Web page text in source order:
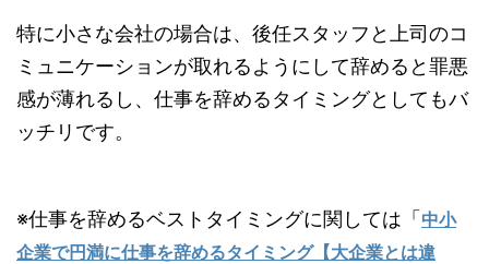
特に小さな会社の場合は、後任スタッフと上司のコ
ミュニケーションが取れるようにして辞めると罪悪
感が薄れるし、仕事を辞めるタイミングとしてもバ
ッチリです。
※仕事を辞めるベストタイミングに関しては「中小
企業で円満に仕事を辞めるタイミング【大企業とは違